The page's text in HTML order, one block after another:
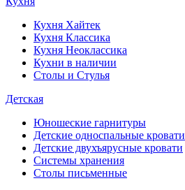
Кухня Хайтек
Кухня Классика
Кухня Неоклассика
Кухни в наличии
Столы и Стулья
Детская
Юношеские гарнитуры
Детские односпальные кровати
Детские двухъярусные кровати
Системы хранения
Столы письменные